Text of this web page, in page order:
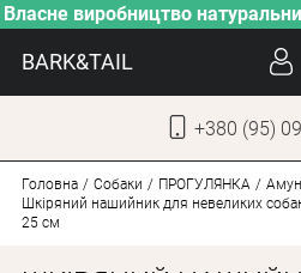
Власне виробництво
BARK&TAIL
+380 (95)
Головна Собаки ПРОГУЛЯНКА
Шкіряний нашийник для невеликих
25 см